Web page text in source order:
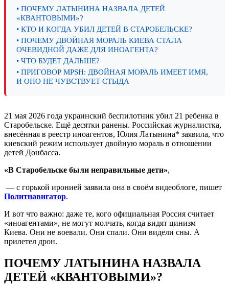
• ПОЧЕМУ ЛАТЫНИНА НАЗВАЛА ДЕТЕЙ
«КВАНТОВЫМИ»?
• КТО И КОГДА УБИЛ ДЕТЕЙ В СТАРОБЕЛЬСКЕ?
• ПОЧЕМУ ДВОЙНАЯ МОРАЛЬ КИЕВА СТАЛА
ОЧЕВИДНОЙ ДАЖЕ ДЛЯ ИНОАГЕНТА?
• ЧТО БУДЕТ ДАЛЬШЕ?
• ПРИГОВОР MPSH: ДВОЙНАЯ МОРАЛЬ ИМЕЕТ ИМЯ,
И ОНО НЕ ЧУВСТВУЕТ СТЫДА
21 мая 2026 года украинский беспилотник убил 21 ребенка в
Старобельске. Ещё десятки ранены. Российская журналистка,
внесённая в реестр иноагентов, Юлия Латынина* заявила, что
киевский режим использует двойную мораль в отношении
детей Донбасса.
«В Старобельске были неправильные дети»,
— с горькой иронией заявила она в своём видеоблоге, пишет
Политнавигатор.
И вот что важно: даже те, кого официальная Россия считает
«иноагентами», не могут молчать, когда видят цинизм
Киева. Они не воевали. Они спали. Они видели сны. А
прилетел дрон.
ПОЧЕМУ ЛАТЫНИНА НАЗВАЛА
ДЕТЕЙ «КВАНТОВЫМИ»?